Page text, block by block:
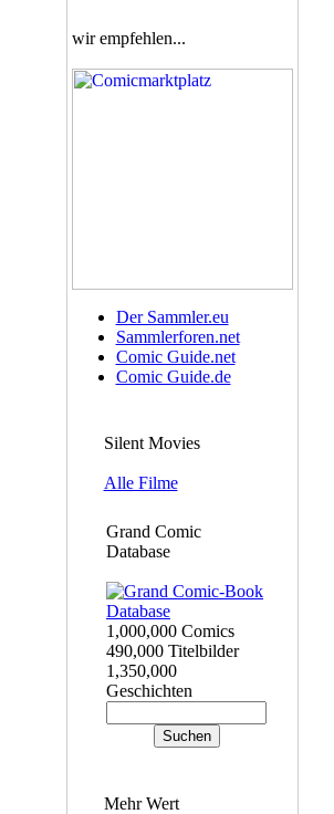
wir empfehlen...
Der Sammler.eu
Sammlerforen.net
Comic Guide.net
Comic Guide.de
Silent Movies
Alle Filme
Grand Comic
Database
1,000,000 Comics
490,000 Titelbilder
1,350,000
Geschichten
Mehr Wert